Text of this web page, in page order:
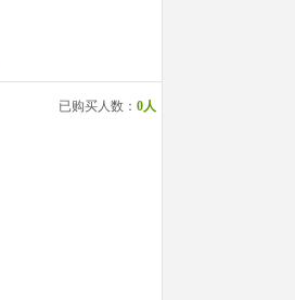
已购买人数： 0人